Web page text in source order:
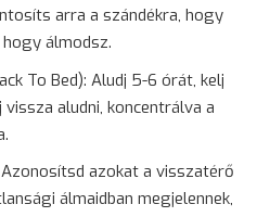
arra a szándékra, hogy
álmodsz.
To Bed): Aludj 5-6 órát, kelj
aludni, koncentrálva a
azokat a visszatérő
álmaidban megjelennek,